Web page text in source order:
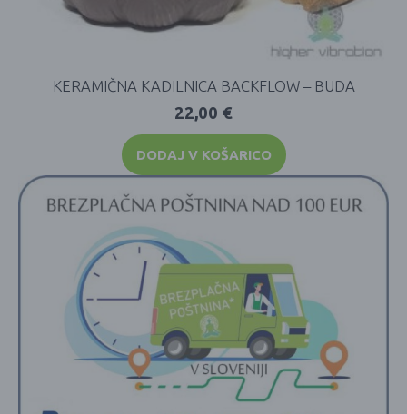
KERAMIČNA KADILNICA BACKFLOW – BUDA
22,00 €
DODAJ V KOŠARICO